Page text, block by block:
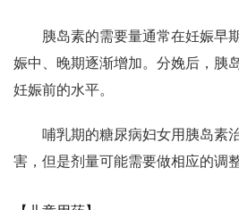
胰岛素的需要量通常在妊娠早
娠中、晚期逐渐增加。分娩后，胰
妊娠前的水平。
哺乳期的糖尿病妇女用胰岛素
害，但是剂量可能需要做相应的调整